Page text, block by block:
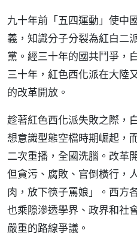
九十年前「五四運動」使中
義，知識分子分裂為紅白二
黨。經三十年的國共鬥爭，
三十年，紅色西化派在大陸
的改革開放。
趁著紅色西化派失敗之際，
想意識型態空檔時期崛起，
二次重播，全國洗腦。改革
但貪污、腐敗、官倒橫行，
肉，放下筷子罵娘」。西方
也乘隙滲透學界、政界和社
嚴重的路線爭議。